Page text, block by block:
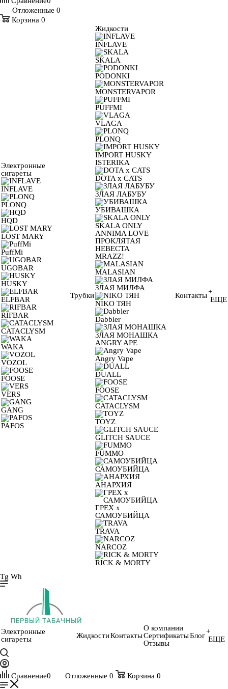
Отложенные 0
Корзина 0
Электронные
сигареты
INFLAVE
PLONQ
HQD
LOST MARY
PuffMi
UGOBAR
HUSKY
ELFBAR
RIFBAR
CATACLYSM
WAKA
VOZOL
FOOSE
VERS
GANG
PAFOS
Трубки
Жидкости
INFLAVE
SKALA
PODONKI
MONSTERVAPOR
PUFFMI
VLAGA
PLONQ
IMPORT HUSKY
ISTERIKA
DOTA x CATS
ЗЛАЯ ЛАБУБУ
УБИВАШКА
SKALA ONLY
ANNIMA LOVE
ПРОКЛЯТАЯ
НЕВЕСТА
MRAZZ!
MALASIAN
ЗЛАЯ МИЛФА
NIKO ТЯН
Dabbler
ЗЛАЯ МОНАШКА
ANGRY APE
Angry Vape
DUALL
FOOSE
CATACLYSM
TOYZ
GLITCH SAUCE
FUMMO
САМОУБИЙЦА
АНАРХИЯ
ГРЕХ х
САМОУБИЙЦА
TRAVA
NARCOZ
RICK & MORTY
Контакты+
ЕЩЕ
Tg Wh
Электронные
сигареты
ЖидкостиКонтакты
О компании
Сертификаты
Отзывы
Блог+
ЕЩЕ
Сравнение0 Отложенные 0 Корзина 0